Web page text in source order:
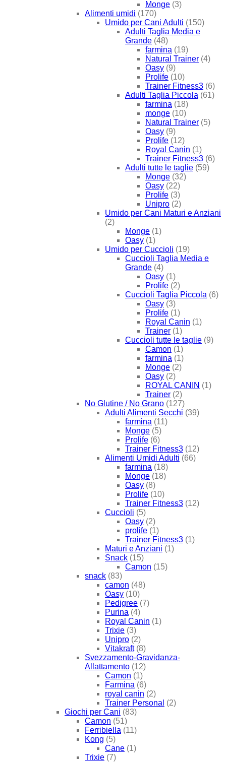
Monge (3)
Alimenti umidi (170)
Umido per Cani Adulti (150)
Adulti Taglia Media e
Grande (48)
farmina (19)
Natural Trainer (4)
Oasy (9)
Prolife (10)
Trainer Fitness3 (6)
Adulti Taglia Piccola (61)
farmina (18)
monge (10)
Natural Trainer (5)
Oasy (9)
Prolife (12)
Royal Canin (1)
Trainer Fitness3 (6)
Adulti tutte le taglie (59)
Monge (32)
Oasy (22)
Prolife (3)
Unipro (2)
Umido per Cani Maturi e Anziani
(2)
Monge (1)
Oasy (1)
Umido per Cuccioli (19)
Cuccioli Taglia Media e
Grande (4)
Oasy (1)
Prolife (2)
Cuccioli Taglia Piccola (6)
Oasy (3)
Prolife (1)
Royal Canin (1)
Trainer (1)
Cuccioli tutte le taglie (9)
Camon (1)
farmina (1)
Monge (2)
Oasy (2)
ROYAL CANIN (1)
Trainer (2)
No Glutine / No Grano (127)
Adulti Alimenti Secchi (39)
farmina (11)
Monge (5)
Prolife (6)
Trainer Fitness3 (12)
Alimenti Umidi Adulti (66)
farmina (18)
Monge (18)
Oasy (8)
Prolife (10)
Trainer Fitness3 (12)
Cuccioli (5)
Oasy (2)
prolife (1)
Trainer Fitness3 (1)
Maturi e Anziani (1)
Snack (15)
Camon (15)
snack (83)
camon (48)
Oasy (10)
Pedigree (7)
Purina (4)
Royal Canin (1)
Trixie (3)
Unipro (2)
Vitakraft (8)
Svezzamento-Gravidanza-
Allattamento (12)
Camon (1)
Farmina (6)
royal canin (2)
Trainer Personal (2)
Giochi per Cani (83)
Camon (51)
Ferribiella (11)
Kong (5)
Cane (1)
Trixie (7)